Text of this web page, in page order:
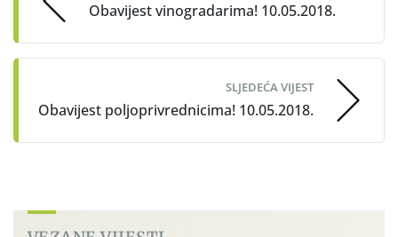
Obavijest vinogradarima! 10.05.2018.
SLJEDEĆA VIJEST
Obavijest poljoprivrednicima! 10.05.2018.